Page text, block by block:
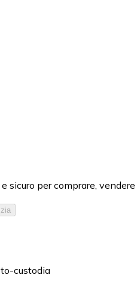
sicuro per comprare, vendere
custodia